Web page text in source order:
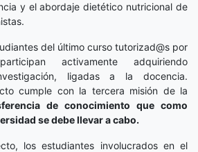
y el abordaje dietético nutricional de
del último curso tutorizad@s por
activamente adquiriendo
ligadas a la docencia.
cumple con la tercera misión de la
de conocimiento que como
se debe llevar a cabo.
los estudiantes involucrados en el